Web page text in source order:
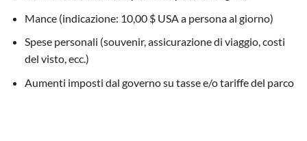
Mance (indicazione: 10,00 $ USA a persona al giorno)
Spese personali (souvenir, assicurazione di viaggio, costi
del visto, ecc.)
Aumenti imposti dal governo su tasse e/o tariffe del parco